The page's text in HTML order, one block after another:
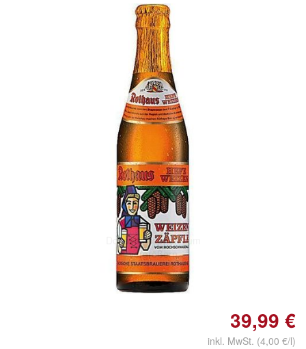
Doppelt antippen zum
vergrößern
39,99 €
inkl. MwSt. (4,00 €/l)